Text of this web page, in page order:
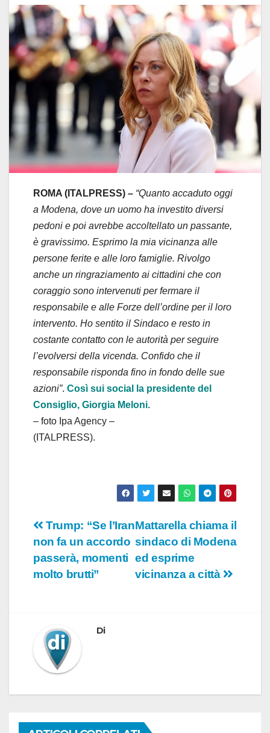
ROMA (ITALPRESS) – “Quanto accaduto oggi
a Modena, dove un uomo ha investito diversi
pedoni e poi avrebbe accoltellato un passante,
è gravissimo. Esprimo la mia vicinanza alle
persone ferite e alle loro famiglie. Rivolgo
anche un ringraziamento ai cittadini che con
coraggio sono intervenuti per fermare il
responsabile e alle Forze dell’ordine per il loro
intervento. Ho sentito il Sindaco e resto in
costante contatto con le autorità per seguire
l’evolversi della vicenda. Confido che il
responsabile risponda fino in fondo delle sue
azioni”. Così sui social la presidente del
Consiglio, Giorgia Meloni.
– foto Ipa Agency –
(ITALPRESS).
Navigazione
articoli
Mattarella chiama il
sindaco di Modena
ed esprime
vicinanza a città
Trump: “Se l’Iran
non fa un accordo
passerà, momenti
molto brutti”
Di